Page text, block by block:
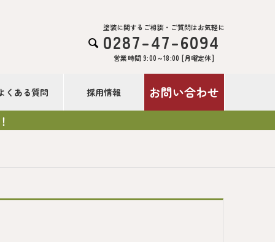

塗装に関するご相談・ご質問はお気軽に
0287-47-6094
営業時間 9:00～18:00 [月曜定休]
くある質問 採用情報 お問い合わせ